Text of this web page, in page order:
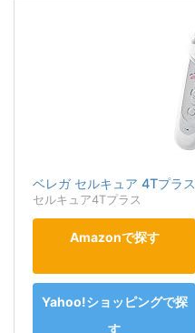
ベレガ セルキュア 4Tプラス
セルキュア4Tプラス
Amazonで探す
Yahoo!ショッピングで探
す